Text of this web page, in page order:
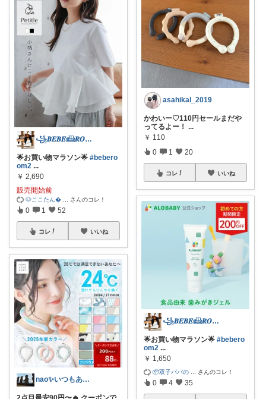
꧁𝑩𝑬𝑩𝑬𓊝𝑹𝑶𝑶𝑴꧂
🌟お買い物マラソン🌟 #bebero
om2 ...
￥ 2,690
販売開始前
🐶ここたん さんのコレ！
0 1 52
コレ いいね
nao✨いつもありがとう😊
asahikal_2019
かわいー♡110円セールまだや
ってるよー！ ...
￥ 110
0 1 20
コレ いいね
꧁𝑩𝑬𝑩𝑬𓊝𝑹𝑶𝑶𝑴꧂
🌟お買い物マラソン🌟 #bebero
om2 ...
￥ 1,650
📦双子パパの さんのコレ！
0 4 35